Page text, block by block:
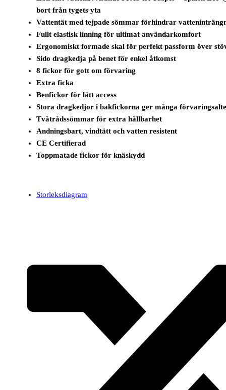
bort från tygets yta
Vattentät med tejpade sömmar förhindrar
Fullt elastisk linning för ultimat användarkomfort
Ergonomiskt formade skal för perfekt passform över
Sido dragkedja på benet för enkel åtkomst
8 fickor för gott om förvaring
Extra ficka
Benfickor för lätt access
Stora dragkedjor i bakfickorna ger många
Tvåtrådssömmar för extra hållbarhet
Andningsbart, vindtätt och vatten resistent
CE Certifierad
Toppmatade fickor för knäskydd
Storleksdiagram